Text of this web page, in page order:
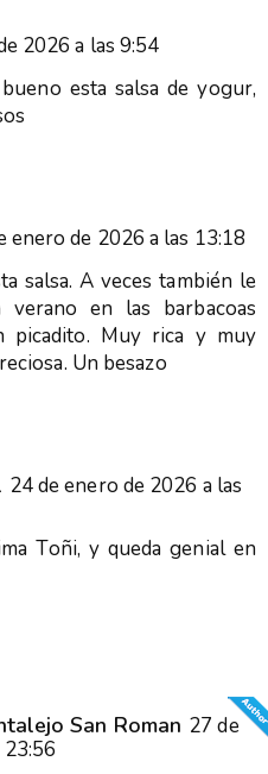
2026 a las 9:54
esta salsa de yogur,
enero de 2026 a las 13:18
salsa. A veces también le
en las barbacoas
picadito. Muy rica y muy
Un besazo
24 de enero de 2026 a las
Toñi, y queda genial en
San Roman 27 de